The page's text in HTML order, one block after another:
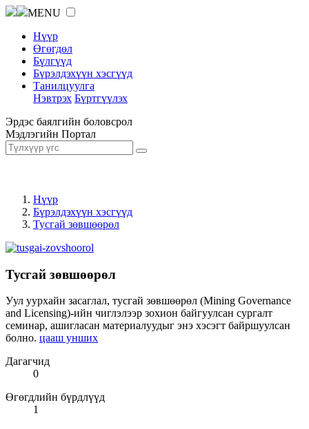
MENU
Нүүр
Өгөгдөл
Бүлгүүд
Бүрэлдэхүүн хэсгүүд
Танилцуулга
Нэвтрэх Бүртгүүлэх
Эрдэс баялгийн боловсрол
Мэдлэгийн Портал
Нүүр
Бүрэлдэхүүн хэсгүүд
Тусгай зөвшөөрөл
Тусгай зөвшөөрөл
Уул уурхайн засаглал, тусгай зөвшөөрөл (Mining Governance
and Licensing)-ийн чиглэлээр зохион байгуулсан сургалт
семинар, ашигласан материалуудыг энэ хэсэгт байршуулсан
болно. цааш унших
Дагагчид
0
Өгөгдлийн бүрдлүүд
1